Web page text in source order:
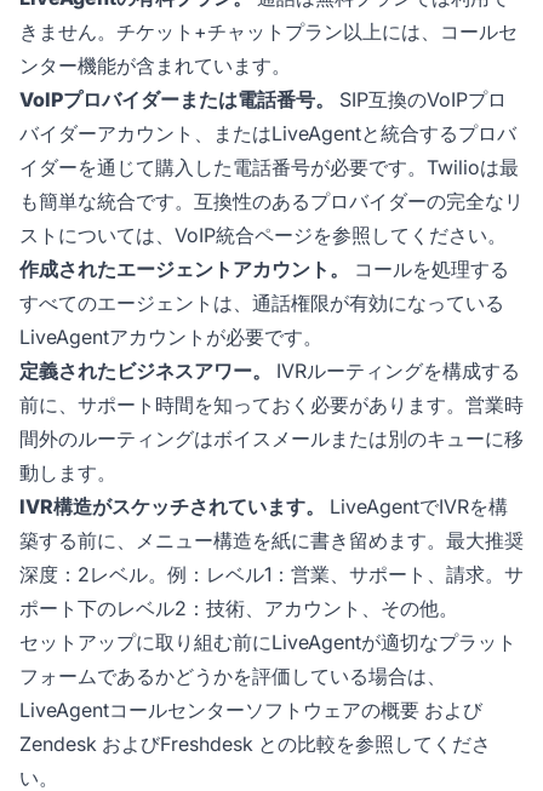
きません。チケット+チャットプラン以上には、コールセ
ンター機能が含まれています。
VoIPプロバイダーまたは電話番号。
SIP互換のVoIPプロ
バイダーアカウント、またはLiveAgentと統合するプロバ
イダーを通じて購入した電話番号が必要です。Twilioは最
も簡単な統合です。互換性のあるプロバイダーの完全なリ
ストについては、VoIP統合ページを参照してください。
作成されたエージェントアカウント。
コールを処理する
すべてのエージェントは、通話権限が有効になっている
LiveAgentアカウントが必要です。
定義されたビジネスアワー。
IVRルーティングを構成する
前に、サポート時間を知っておく必要があります。営業時
間外のルーティングはボイスメールまたは別のキューに移
動します。
IVR構造がスケッチされています。
LiveAgentでIVRを構
築する前に、メニュー構造を紙に書き留めます。最大推奨
深度：2レベル。例：レベル1：営業、サポート、請求。サ
ポート下のレベル2：技術、アカウント、その他。
セットアップに取り組む前にLiveAgentが適切なプラット
フォームであるかどうかを評価している場合は、
LiveAgentコールセンターソフトウェアの概要 および
Zendesk およびFreshdesk との比較を参照してくださ
い。